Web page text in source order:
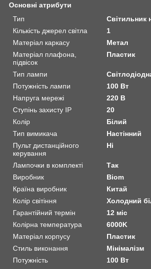
Основні атрибути
Тип
Світильник
Кількість джерел світла
1
Матеріал каркасу
Метал
Матеріал плафона,
підвісок
Пластик
Тип лампи
Потужність лампи
100 Вт
Напруга мережі
220 В
Ступінь захисту IP
20
Колір
Білий
Тип вимикача
Настінний
Пульт дистанційного
керування
Ні
Лампочки в комплекті
Так
Виробник
Biom
Країна виробник
Китай
Колір світіння
Холодний
Гарантійний термін
12 міс
Колірна температура
6000K
Матеріал корпусу
Пластик
Стиль виконання
Мінімалізм
Потужність
100 Вт